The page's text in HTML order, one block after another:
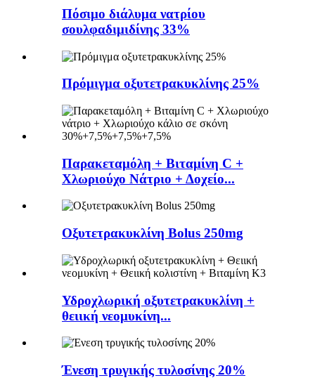
Πόσιμο διάλυμα νατρίου
σουλφαδιμιδίνης 33%
Πρόμιγμα οξυτετρακυκλίνης 25%
Παρακεταμόλη + Βιταμίνη C +
Χλωριούχο Νάτριο + Δοχείο...
Οξυτετρακυκλίνη Bolus 250mg
Υδροχλωρική οξυτετρακυκλίνη +
θειική νεομυκίνη...
Ένεση τρυγικής τυλοσίνης 20%